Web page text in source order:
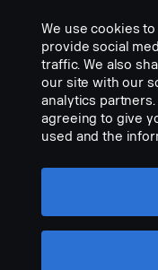
Part nr.:2254051
Part Description:
No description
We use cookies
provide social
traffic. We also
our site with our
analytics partners.
agreeing to give
used and the
settings” and
accept. For a